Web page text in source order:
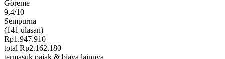
Göreme
9,4/10
Sempurna
(141 ulasan)
Rp1.947.910
total Rp2.162.180
termasuk pajak & biaya lainnya